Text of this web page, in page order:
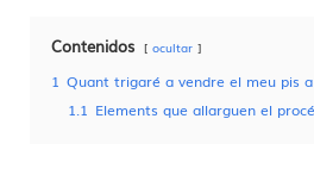
Contenidos ocultar
1 Quant trigaré a vendre el meu pis
1.1 Elements que allarguen el